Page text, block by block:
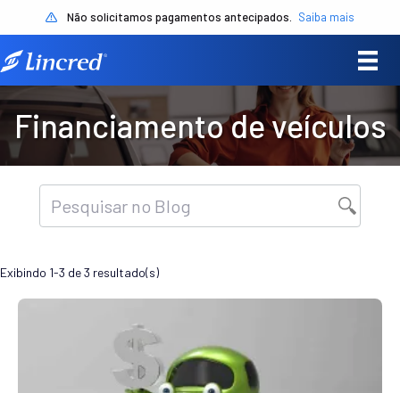
Não solicitamos pagamentos antecipados. Saiba mais
Financiamento de veículos
Exibindo 1-3 de 3 resultado(s)